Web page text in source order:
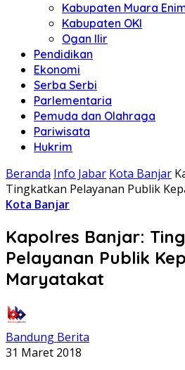
Kabupaten Muara
Kabupaten OKI
Ogan Ilir
Pendidikan
Ekonomi
Serba Serbi
Parlementaria
Pemuda dan Olahraga
Pariwisata
Hukrim
Beranda Info Jabar Kota Banjar
Tingkatkan Pelayanan Publik
Kota Banjar
Kapolres Banjar:
Pelayanan Publik
Maryatakat
Bandung Berita
31 Maret 2018